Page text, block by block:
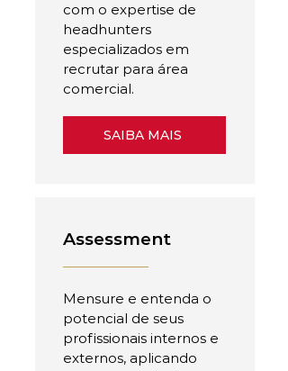
com o expertise de
headhunters
especializados em
recrutar para área
comercial.
SAIBA MAIS
Assessment
Mensure e entenda o
potencial de seus
profissionais internos e
externos, aplicando